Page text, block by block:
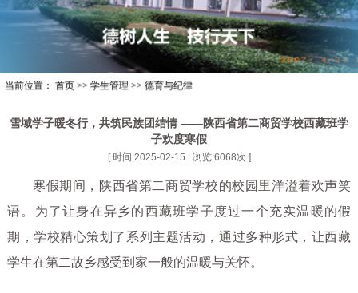
当前位置： 首页 >> 学生管理 >> 德育与纪律
雪域学子暖冬行，共筑民族团结情 ——陕西省第二商贸学校西藏班学
子欢度寒假
[ 时间:2025-02-15 | 浏览:6068次 ]
寒假期间，陕西省第二商贸学校的校园里洋溢着欢声笑
语。为了让身在异乡的西藏班学子度过一个充实温暖的假
期，学校精心策划了系列主题活动，通过多种形式，让西藏
学生在第二故乡感受到家一般的温暖与关怀。